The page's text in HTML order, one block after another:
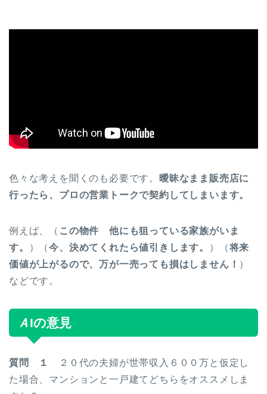
色々な考えを聞くのも必要です。
曖昧なまま販売店に
行ったら、プロの営業トークで契約してしまいます。
例えば、（ この物件 他にも狙っている家族がいま
す。
）（今、決めてくれたら値引きします。 ）（将来
価値が上がるので、万が一売っても損はしません！ ）
などです。
Ａ Iの意見
質問 １
２０代の夫婦が世帯収入６００万と仮定し
た場合、マンションと一戸建てどちらをオススメしま